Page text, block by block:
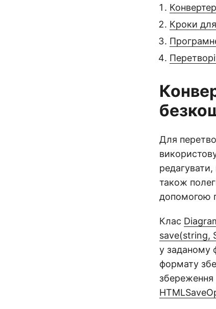
Кроки
Для
також
допомогою
Клас
save(string,
у заданому
формату
збереження